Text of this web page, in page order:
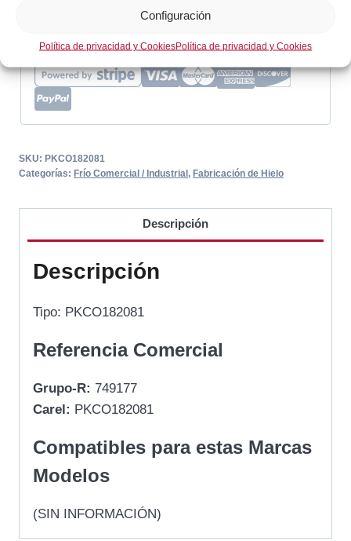
Configuración
Política de privacidad y CookiesPolítica de privacidad y Cookies
GARANTÍA DE SEGURIDAD EN EL PAGO
SKU: PKCO182081
Categorías: Frío Comercial / Industrial, Fabricación de Hielo
Descripción
Descripción
Tipo: PKCO182081
Referencia Comercial
Grupo-R: 749177
Carel: PKCO182081
Compatibles para estas Marcas
Modelos
(SIN INFORMACIÓN)